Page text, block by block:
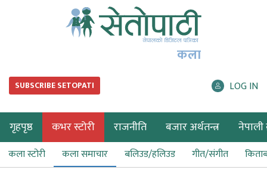
कला
SUBSCRIBE SETOPATI LOG IN
गृहपृष्ठ कभर स्टोरी राजनीति बजार अर्थतन्त्र नेपाली
कला स्टोरी कला समाचार बलिउड/हलिउड गीत/संगीत